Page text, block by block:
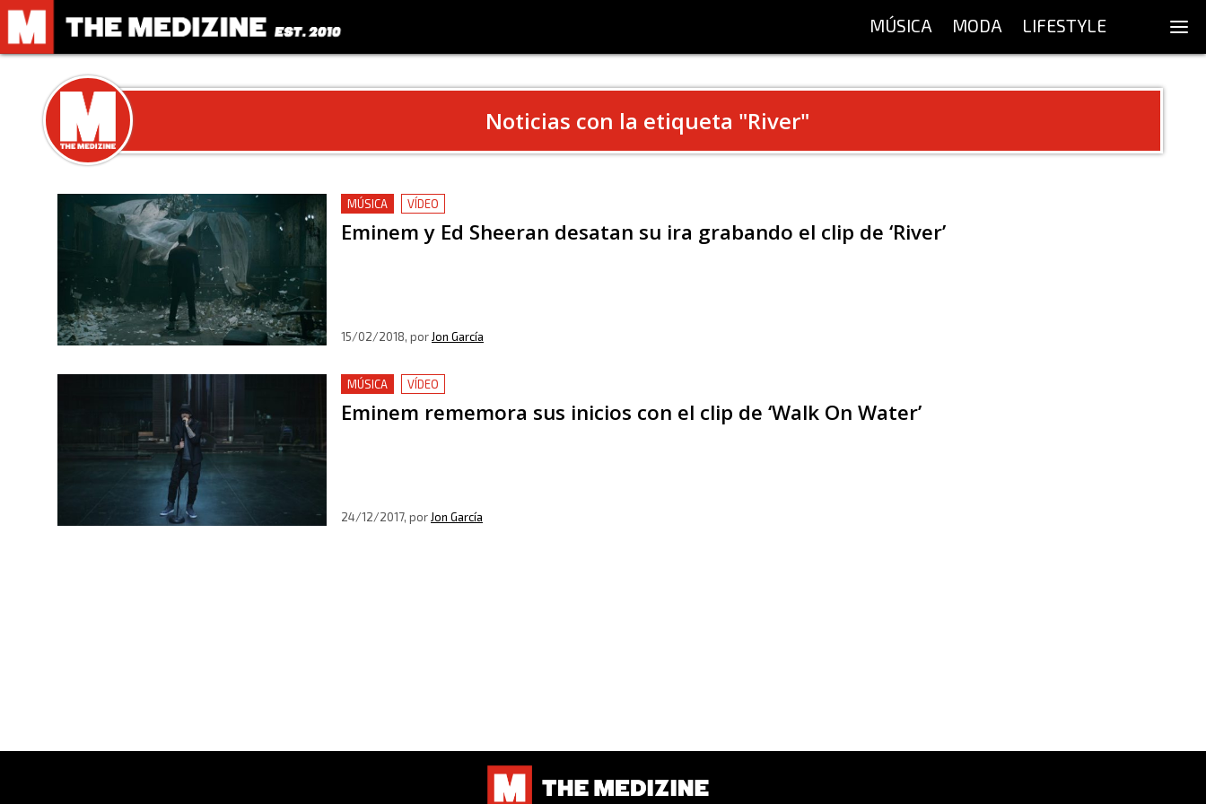
MÚSICA MODA LIFESTYLE
Noticias con la etiqueta "River"
MÚSICA VÍDEO
Eminem y Ed Sheeran desatan su ira grabando el clip de ‘River’
15/02/2018, por Jon García
MÚSICA VÍDEO
Eminem rememora sus inicios con el clip de ‘Walk On Water’
24/12/2017, por Jon García